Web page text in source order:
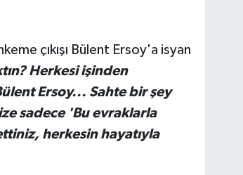
çıkışı Bülent Ersoy'a isyan
Herkesi işinden
Ersoy... Sahte bir şey
sadece 'Bu evraklarla
herkesin hayatıyla